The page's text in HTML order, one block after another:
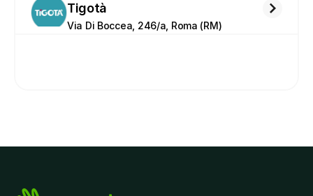
Tigotà
Via Di Boccea, 246/a, Roma (RM)